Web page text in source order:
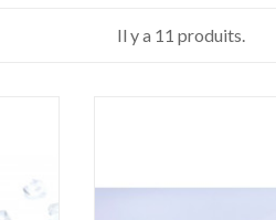
Il y a 11 produits.